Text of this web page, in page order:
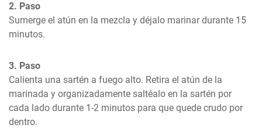
2. Paso
Sumerge el atún en la mezcla y déjalo marinar durante 15
minutos.
3. Paso
Calienta una sartén a fuego alto. Retira el atún de la
marinada y organizadamente saltéalo en la sartén por
cada lado durante 1-2 minutos para que quede crudo por
dentro.